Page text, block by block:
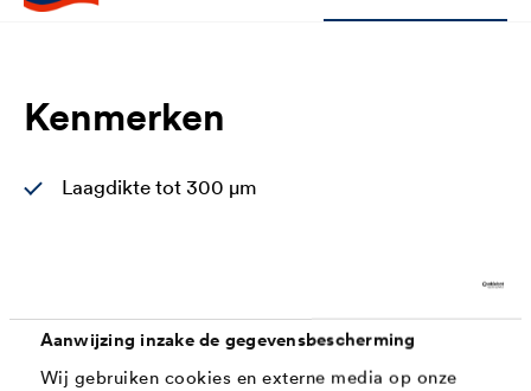
Aanwijzing inzake de gegevensbescherming
Wij gebruiken cookies en externe media op onze
Kenmerken
Laagdikte tot 300 µm
Snel droog
Tijdbesparend (tot 60% bij efficiënte verwerking)